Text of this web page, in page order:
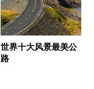
世界十大风景最美公
路